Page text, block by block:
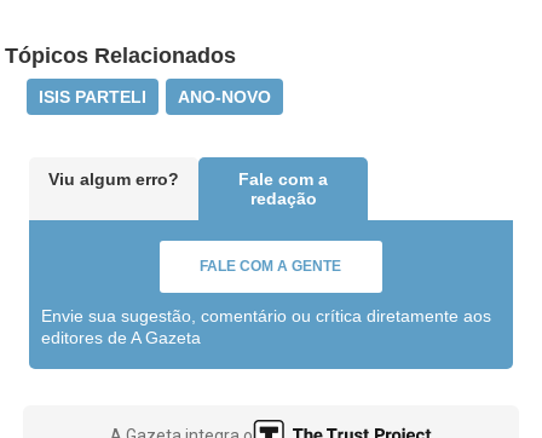
Tópicos Relacionados
ISIS PARTELI ANO-NOVO
Viu algum erro?
Fale com a
redação
FALE COM A GENTE
Envie sua sugestão, comentário ou crítica diretamente aos
editores de A Gazeta